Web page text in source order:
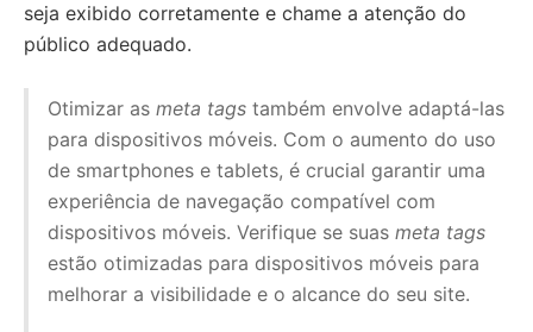
seja exibido corretamente e chame a atenção do
público adequado.
Otimizar as meta tags também envolve adaptá-las
para dispositivos móveis. Com o aumento do uso
de smartphones e tablets, é crucial garantir uma
experiência de navegação compatível com
dispositivos móveis. Verifique se suas meta tags
estão otimizadas para dispositivos móveis para
melhorar a visibilidade e o alcance do seu site.